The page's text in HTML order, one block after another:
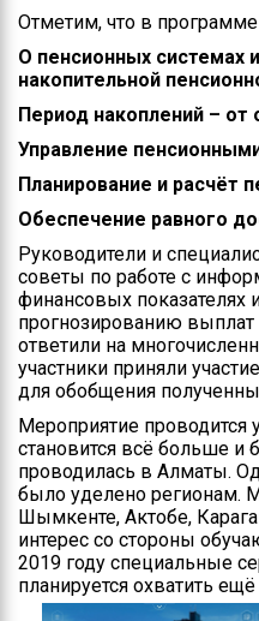
Отметим, что в
О пенсионных системах
накопительной
Период накоплений –
Управление
Планирование и расчёт
Обеспечение равного
Руководители и
советы по работе с
финансовых показателях
прогнозированию выплат
ответили на
участники приняли
для обобщения
Мероприятие
становится всё больше и
проводилась в Алматы.
было уделено регионам.
Шымкенте, Актобе,
интерес со стороны
2019 году специальные
планируется охватить